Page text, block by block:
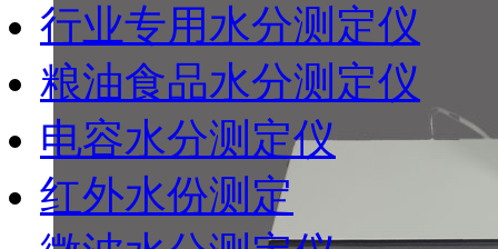
行业专用水分测定仪
粮油食品水分测定仪
电容水分测定仪
红外水份测定